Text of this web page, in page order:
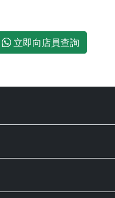
立即向店員查詢